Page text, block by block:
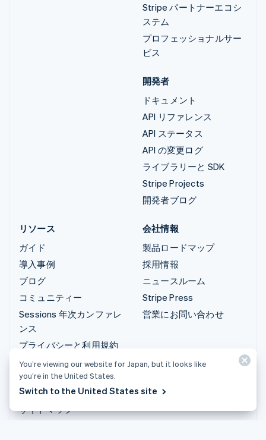
Stripe パートナーエコシ
ステム
プロフェッショナルサー
ビス
開発者
ドキュメント
API リファレンス
API ステータス
API の変更ログ
ライブラリーと SDK
Stripe Projects
開発者ブログ
リソース
ガイド
導入事例
ブログ
コミュニティー
Sessions 年次カンファレ
ンス
プライバシーと利用規約
禁止業種および制限付き
業種
ライセンス
サイトマップ
会社情報
製品ロードマップ
採用情報
ニュースルーム
Stripe Press
営業にお問い合わせ
You’re viewing our website for Japan, but it looks like
you’re in the United States.
Switch to the United States site